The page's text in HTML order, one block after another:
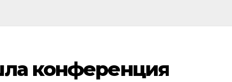
конференция